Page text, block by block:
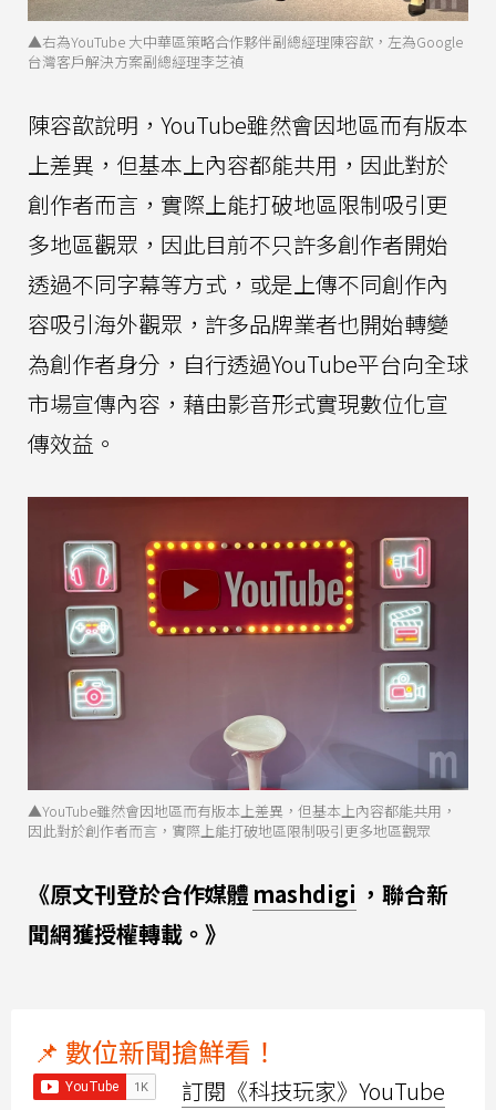
▲右為YouTube 大中華區策略合作夥伴副總經理陳容歆，左為Google
台灣客戶解決方案副總經理李芝禎
陳容歆說明，YouTube雖然會因地區而有版本
上差異，但基本上內容都能共用，因此對於
創作者而言，實際上能打破地區限制吸引更
多地區觀眾，因此目前不只許多創作者開始
透過不同字幕等方式，或是上傳不同創作內
容吸引海外觀眾，許多品牌業者也開始轉變
為創作者身分，自行透過YouTube平台向全球
市場宣傳內容，藉由影音形式實現數位化宣
傳效益。
▲YouTube雖然會因地區而有版本上差異，但基本上內容都能共用，
因此對於創作者而言，實際上能打破地區限制吸引更多地區觀眾
《原文刊登於合作媒體 mashdigi ，聯合新
聞網獲授權轉載。》
📌 數位新聞搶鮮看！
訂閱《科技玩家》YouTube